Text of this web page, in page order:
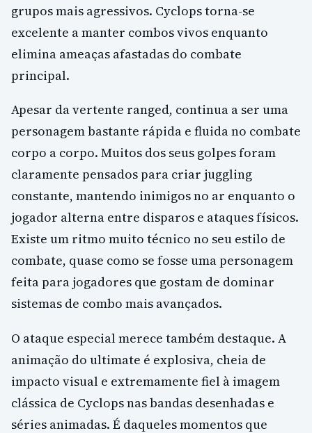
grupos mais agressivos. Cyclops torna-se
excelente a manter combos vivos enquanto
elimina ameaças afastadas do combate
principal.
Apesar da vertente ranged, continua a ser uma
personagem bastante rápida e fluida no combate
corpo a corpo. Muitos dos seus golpes foram
claramente pensados para criar juggling
constante, mantendo inimigos no ar enquanto o
jogador alterna entre disparos e ataques físicos.
Existe um ritmo muito técnico no seu estilo de
combate, quase como se fosse uma personagem
feita para jogadores que gostam de dominar
sistemas de combo mais avançados.
O ataque especial merece também destaque. A
animação do ultimate é explosiva, cheia de
impacto visual e extremamente fiel à imagem
clássica de Cyclops nas bandas desenhadas e
séries animadas. É daqueles momentos que